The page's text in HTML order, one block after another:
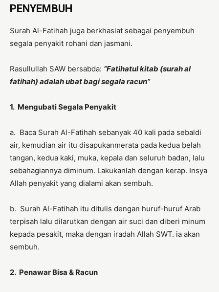
PENYEMBUH
Surah Al-Fatihah juga berkhasiat sebagai penyembuh
segala penyakit rohani dan jasmani.
Rasullullah SAW bersabda: “Fatihatul kitab (surah al
fatihah) adalah ubat bagi segala racun”
1. Mengubati Segala Penyakit
a. Baca Surah Al-Fatihah sebanyak 40 kali pada sebaldi
air, kemudian air itu disapukanmerata pada kedua belah
tangan, kedua kaki, muka, kepala dan seluruh badan, lalu
sebahagiannya diminum. Lakukanlah dengan kerap. Insya
Allah penyakit yang dialami akan sembuh.
b. Surah Al-Fatihah itu ditulis dengan huruf-huruf Arab
terpisah lalu dilarutkan dengan air suci dan diberi minum
kepada pesakit, maka dengan iradah Allah SWT. ia akan
sembuh.
2. Penawar Bisa & Racun